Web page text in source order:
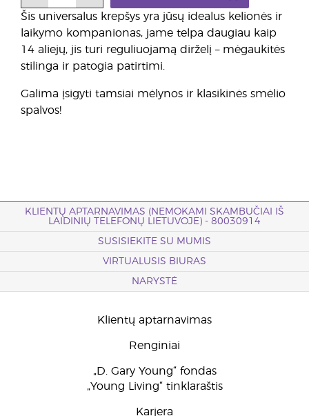
Šis universalus krepšys yra jūsų idealus kelionės ir
laikymo kompanionas, jame telpa daugiau kaip
14 aliejų, jis turi reguliuojamą dirželį – mėgaukitės
stilinga ir patogia patirtimi.
Galima įsigyti tamsiai mėlynos ir klasikinės smėlio
spalvos!
KLIENTŲ APTARNAVIMAS (NEMOKAMI SKAMBUČIAI IŠ
LAIDINIŲ TELEFONŲ LIETUVOJE) - 80030914
SUSISIEKITE SU MUMIS
VIRTUALUSIS BIURAS
NARYSTĖ
Klientų aptarnavimas
Renginiai
„D. Gary Young“ fondas
„Young Living“ tinklaraštis
Karjera